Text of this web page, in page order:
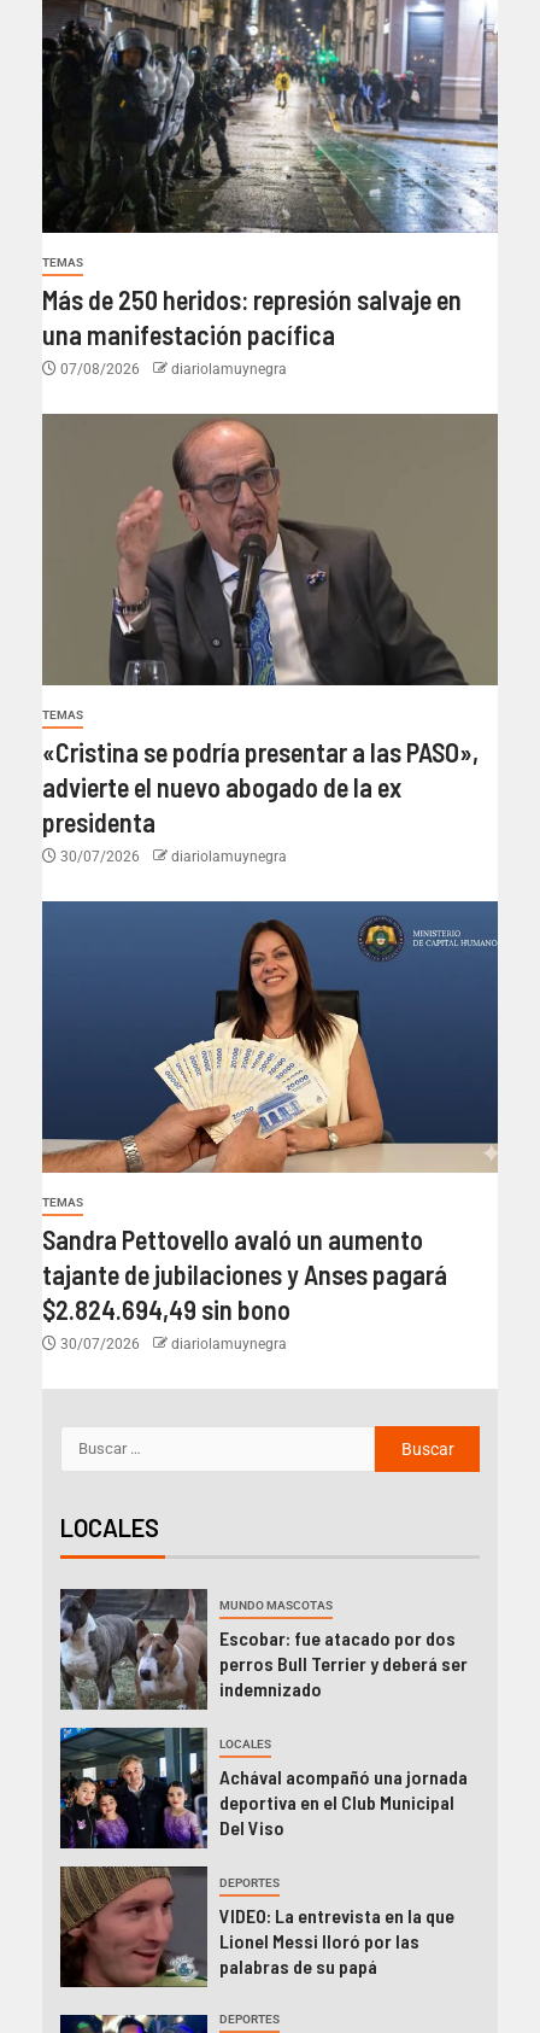
TEMAS
Más de 250 heridos: represión salvaje en
una manifestación pacífica
07/08/2026 diariolamuynegra
TEMAS
«Cristina se podría presentar a las PASO»,
advierte el nuevo abogado de la ex
presidenta
30/07/2026 diariolamuynegra
TEMAS
Sandra Pettovello avaló un aumento
tajante de jubilaciones y Anses pagará
$2.824.694,49 sin bono
30/07/2026 diariolamuynegra
LOCALES
MUNDO MASCOTAS
Escobar: fue atacado por dos
perros Bull Terrier y deberá ser
indemnizado
LOCALES
Achával acompañó una jornada
deportiva en el Club Municipal
Del Viso
DEPORTES
VIDEO: La entrevista en la que
Lionel Messi lloró por las
palabras de su papá
DEPORTES